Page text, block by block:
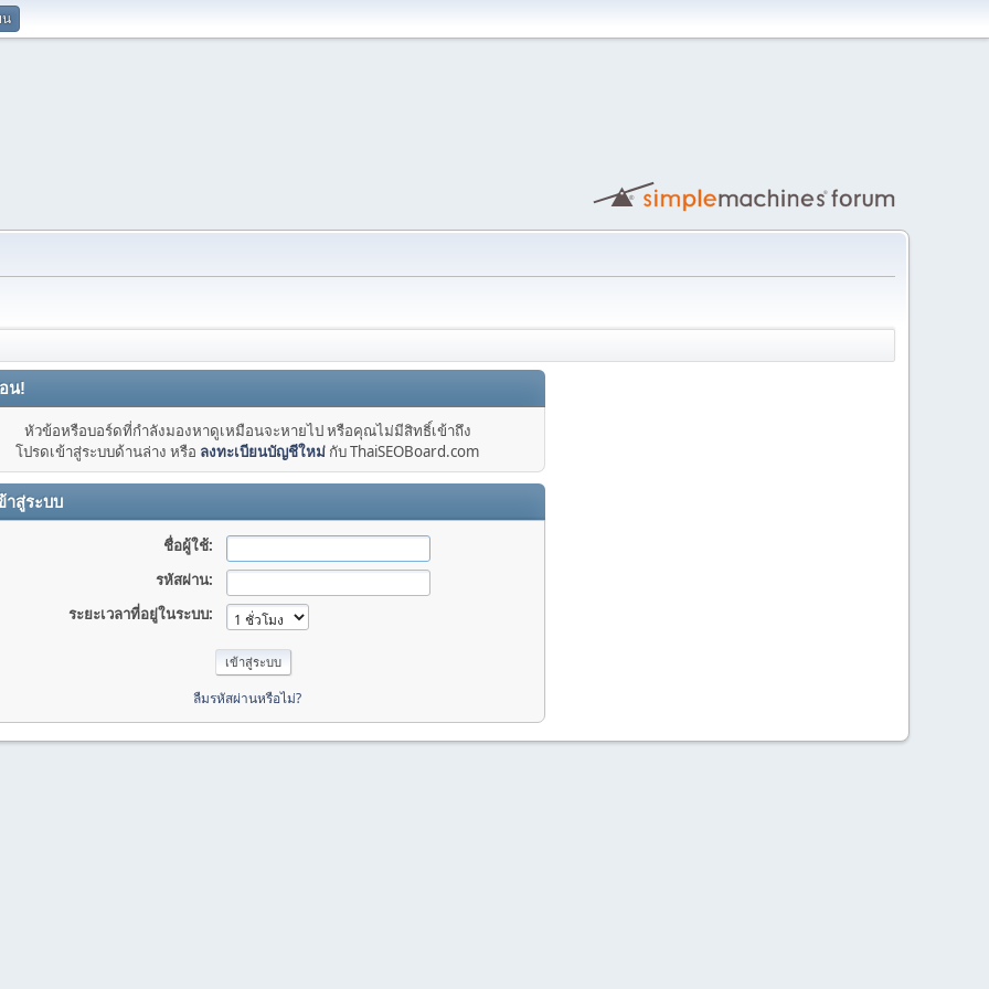
น
น!
หัวข้อหรือบอร์ดที่กำลังมองหาดูเหมือนจะหายไป หรือคุณไม่มีสิทธิ์เข้าถึง
โปรดเข้าสู่ระบบด้านล่าง หรือ ลงทะเบียนบัญชีใหม่ กับ ThaiSEOBoard.com
าสู่ระบบ
ชื่อผู้ใช้:
รหัสผ่าน:
ระยะเวลาที่อยู่ในระบบ:
ลืมรหัสผ่านหรือไม่?